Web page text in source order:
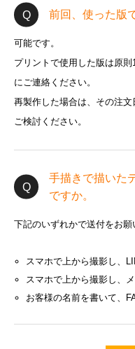
前回、使った版
可能です。
プリントで使用した版は原
にご連絡ください。
再製作した場合は、その注
ご検討ください。
手描きで描いた
ですか。
下記のいずれかで送付をお願
スマホで上から撮影し、
スマホで上から撮影し、
お客様の名前を書いて、